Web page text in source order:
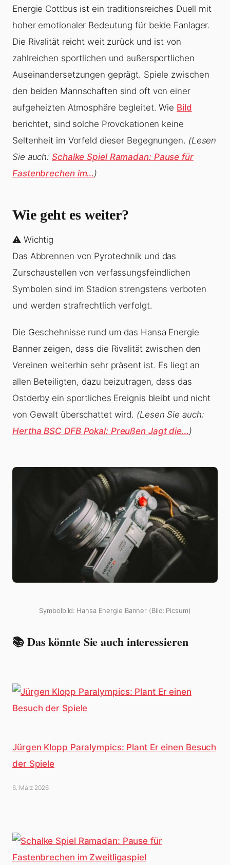
Energie Cottbus ist ein traditionsreiches Duell mit
hoher emotionaler Bedeutung für beide Fanlager.
Die Rivalität reicht weit zurück und ist von
zahlreichen sportlichen und außersportlichen
Auseinandersetzungen geprägt. Spiele zwischen
den beiden Mannschaften sind oft von einer
aufgeheizten Atmosphäre begleitet. Wie Bild
berichtet, sind solche Provokationen keine
Seltenheit im Vorfeld dieser Begegnungen. (Lesen
Sie auch:Schalke Spiel Ramadan: Pause für
Fastenbrechen im… )
Wie geht es weiter?
⚠️ Wichtig
Das Abbrennen von Pyrotechnik und das
Zurschaustellen von verfassungsfeindlichen
Symbolen sind im Stadion strengstens verboten
und werden strafrechtlich verfolgt.
Die Geschehnisse rund um das Hansa Energie
Banner zeigen, dass die Rivalität zwischen den
Vereinen weiterhin sehr präsent ist. Es liegt an
allen Beteiligten, dazu beizutragen, dass das
Ostderby ein sportliches Ereignis bleibt und nicht
von Gewalt überschattet wird. (Lesen Sie auch:
Hertha BSC DFB Pokal: Preußen Jagt die… )
Symbolbild: Hansa Energie Banner (Bild: Picsum)
📚 Das könnte Sie auch interessieren
Jürgen Klopp Paralympics: Plant Er einen Besuch
der Spiele
6. März 2026